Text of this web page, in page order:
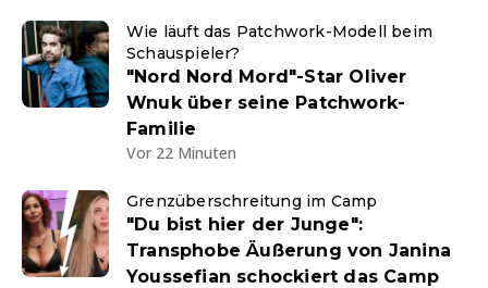
Wie läuft das Patchwork-Modell beim
Schauspieler?
"Nord Nord Mord"-Star Oliver
Wnuk über seine Patchwork-
Familie
Vor 22 Minuten
Grenzüberschreitung im Camp
"Du bist hier der Junge":
Transphobe Äußerung von Janina
Youssefian schockiert das Camp